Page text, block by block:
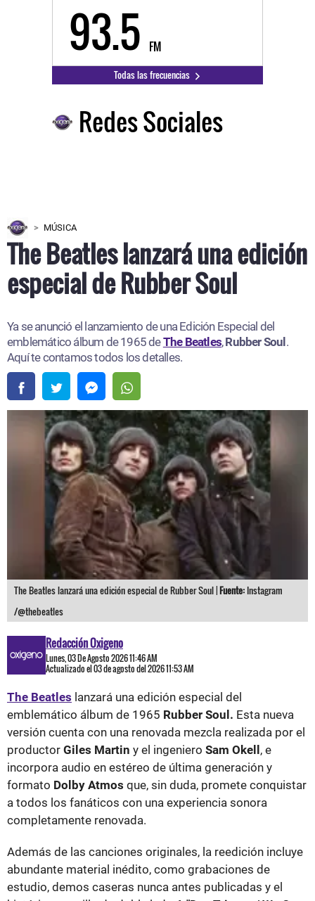
93.5 FM
Todas las frecuencias
Redes Sociales
MÚSICA
The Beatles lanzará una edición
especial de Rubber Soul
Ya se anunció el lanzamiento de una Edición Especial del
emblemático álbum de 1965 deThe Beatles,Rubber Soul .
Aquí te contamos todos los detalles.
The Beatles lanzará una edición especial de Rubber Soul |Fuente: Instagram
/@thebeatles
Redacción Oxigeno
Lunes, 03 De Agosto 2026 11:46 AM
Actualizado el 03 de agosto del 2026 11:53 AM
The Beatles lanzará una edición especial del
emblemático álbum de 1965 Rubber Soul. Esta nueva
versión cuenta con una renovada mezcla realizada por el
productor Giles Martin y el ingeniero Sam Okell , e
incorpora audio en estéreo de última generación y
formato Dolby Atmos que, sin duda, promete conquistar
a todos los fanáticos con una experiencia sonora
completamente renovada.
Además de las canciones originales, la reedición incluye
abundante material inédito, como grabaciones de
estudio, demos caseras nunca antes publicadas y el